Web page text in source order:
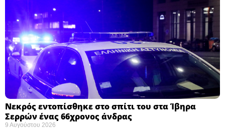
Νεκρός εντοπίσθηκε στο σπίτι του στα Ίβηρα
Σερρών ένας 66χρονος άνδρας
9 Αυγούστου 2026